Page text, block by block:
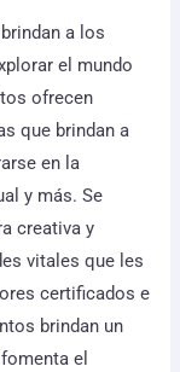
a los
el mundo
ofrecen
que brindan a
en la
y más. Se
creativa y
vitales que les
certificados e
brindan un
el